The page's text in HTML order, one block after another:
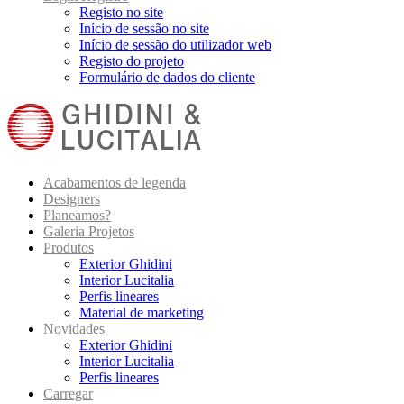
Registo no site
Início de sessão no site
Início de sessão do utilizador web
Registo do projeto
Formulário de dados do cliente
Acabamentos de legenda
Designers
Planeamos?
Galeria Projetos
Produtos
Exterior Ghidini
Interior Lucitalia
Perfis lineares
Material de marketing
Novidades
Exterior Ghidini
Interior Lucitalia
Perfis lineares
Carregar